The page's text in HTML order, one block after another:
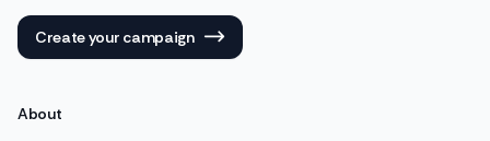
Create your campaign
About